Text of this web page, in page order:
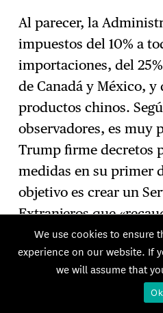
Al parecer, la
impuestos del 10% a
importaciones, del
de Canadá y México, y
productos chinos.
observadores, es muy
Trump firme decretos
medidas en su primer
objetivo es crear un
Extranjeros que
aranceles, derechos y
origen extranjero».
Un equipo cercano al
We use cookies to ensure
experience on our website. If
we will assume that
Ok